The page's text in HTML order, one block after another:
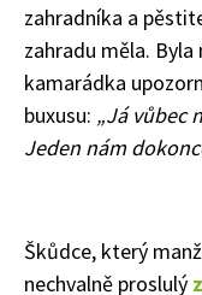
zahradníka a
zahradu měla.
kamarádka
buxusu: „Já vůbec
Jeden nám
Škůdce, který
nechvalně proslulý